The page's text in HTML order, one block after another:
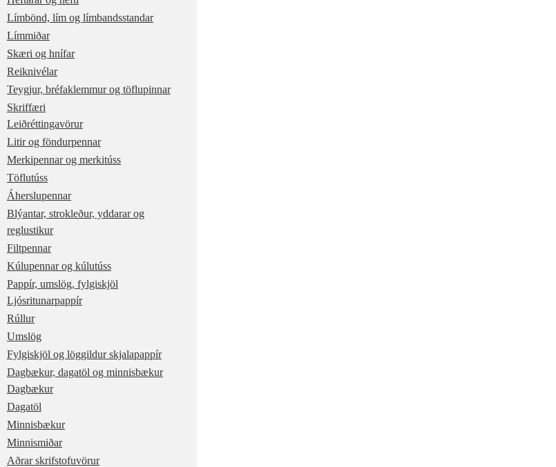
Límbönd, lím og límbandsstandar
Límmiðar
Skæri og hnífar
Reiknivélar
Teygjur, bréfaklemmur og töflupinnar
Skriffæri
Leiðréttingavörur
Litir og föndurpennar
Merkipennar og merkitúss
Töflutúss
Áherslupennar
Blýantar, strokleður, yddarar og
reglustikur
Filtpennar
Kúlupennar og kúlutúss
Pappír, umslög, fylgiskjöl
Ljósritunarpappír
Rúllur
Umslög
Fylgiskjöl og löggildur skjalapappír
Dagbækur, dagatöl og minnisbækur
Dagbækur
Dagatöl
Minnisbækur
Minnismiðar
Aðrar skrifstofuvörur